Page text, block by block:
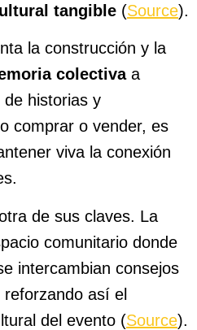
tangible (Source).
la construcción y la
colectivaa
historias y
comprar o vender, es
viva la conexión
de sus claves. La
comunitario donde
intercambian consejos
así el
del evento (Source).